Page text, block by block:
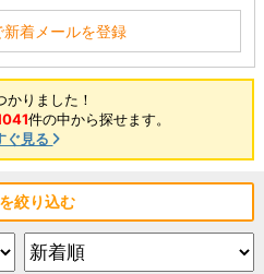
着メールを登録
かりました！
件の中から探せます。
ぐ見る
絞り込む